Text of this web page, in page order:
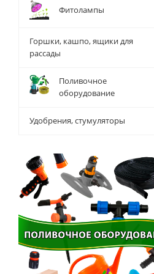
Фитолампы
Горшки, кашпо, ящики для
рассады
Поливочное
оборудование
Удобрения, стумуляторы